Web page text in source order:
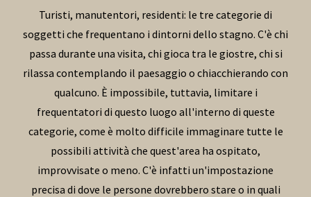
Turisti, manutentori, residenti: le tre categorie di
soggetti che frequentano i dintorni dello stagno. C'è chi
passa durante una visita, chi gioca tra le giostre, chi si
rilassa contemplando il paesaggio o chiacchierando con
qualcuno. È impossibile, tuttavia, limitare i
frequentatori di questo luogo all'interno di queste
categorie, come è molto difficile immaginare tutte le
possibili attività che quest'area ha ospitato,
improvvisate o meno. C'è infatti un'impostazione
precisa di dove le persone dovrebbero stare o in quali